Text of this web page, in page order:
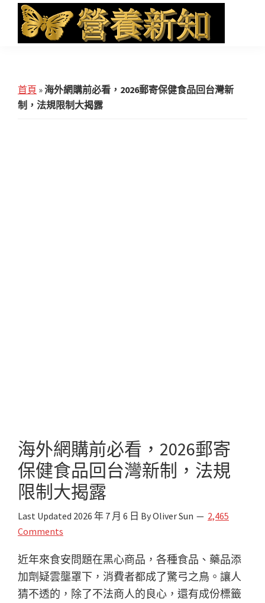
main
primary
footer
知
and
iHerb
首頁 »海外網購前必看，2026郵寄保健食品回台灣新
制，法規限制大揭露
海外網購前必看，2026郵寄
保健食品回台灣新制，法規
限制大揭露
Last Updated 2026 年 7 月 6 日 ByOliver Sun
2,465
Comments
近年來食安問題在黑心商品，各種食品、藥品添
加劑疑雲壟罩下，消費者都成了驚弓之鳥。讓人
猜不透的，除了不法商人的良心，還有成份標籤